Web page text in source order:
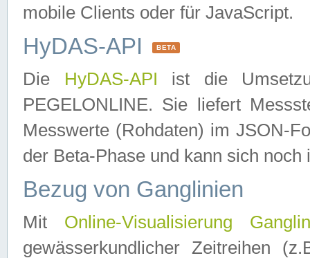
mobile Clients oder für JavaScript.
HyDAS-API BETA
Die HyDAS-API ist die
PEGELONLINE. Sie liefert
Messwerte (Rohdaten) im JSON-
der Beta-Phase und kann sich noch
Bezug von Ganglinien
Mit Online-Visualisierung
gewässerkundlicher Zeitreihen